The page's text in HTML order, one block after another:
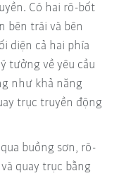
Có hai rô-bốt
bên trái và bên
diện cả hai phía
tưởng về yêu cầu
như khả năng
trục truyền động
buồng sơn, rô-
quay trục bằng